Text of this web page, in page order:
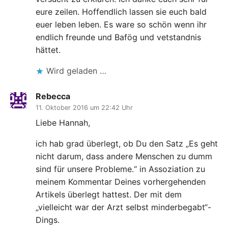
eure zeilen. Hoffendlich lassen sie euch bald
euer leben leben. Es ware so schön wenn ihr
endlich freunde und Bafög und vetstandnis
hättet.
Wird geladen …
Rebecca
11. Oktober 2016 um 22:42 Uhr
Liebe Hannah,
ich hab grad überlegt, ob Du den Satz „Es geht
nicht darum, dass andere Menschen zu dumm
sind für unsere Probleme.“ in Assoziation zu
meinem Kommentar Deines vorhergehenden
Artikels überlegt hattest. Der mit dem
„vielleicht war der Arzt selbst minderbegabt“-
Dings.